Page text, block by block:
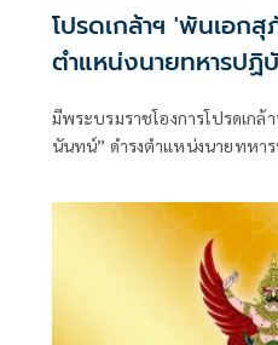
โปรดเกล้าฯ 'พันเอก
ตำแหน่งนายทหารปฏิ
มีพระบรมราชโองการโปรดเกล้
นันทน์” ดำรงตำแหน่งนายทหา